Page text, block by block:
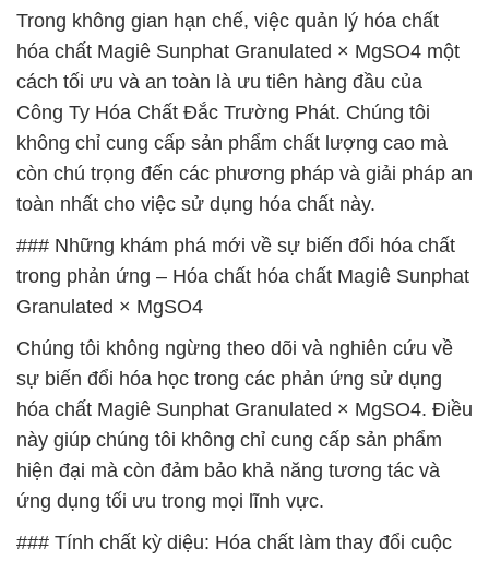
Trong không gian hạn chế, việc quản lý hóa chất
hóa chất Magiê Sunphat Granulated × MgSO4 một
cách tối ưu và an toàn là ưu tiên hàng đầu của
Công Ty Hóa Chất Đắc Trường Phát. Chúng tôi
không chỉ cung cấp sản phẩm chất lượng cao mà
còn chú trọng đến các phương pháp và giải pháp an
toàn nhất cho việc sử dụng hóa chất này.
### Những khám phá mới về sự biến đổi hóa chất
trong phản ứng – Hóa chất hóa chất Magiê Sunphat
Granulated × MgSO4
Chúng tôi không ngừng theo dõi và nghiên cứu về
sự biến đổi hóa học trong các phản ứng sử dụng
hóa chất Magiê Sunphat Granulated × MgSO4. Điều
này giúp chúng tôi không chỉ cung cấp sản phẩm
hiện đại mà còn đảm bảo khả năng tương tác và
ứng dụng tối ưu trong mọi lĩnh vực.
### Tính chất kỳ diệu: Hóa chất làm thay đổi cuộc